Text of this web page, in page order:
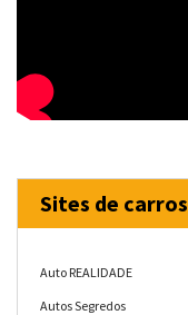
Sites de carros
Auto REALIDADE
Autos Segredos